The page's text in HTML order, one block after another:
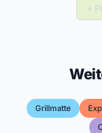
«
Grillmatte